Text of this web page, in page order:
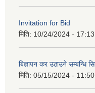
Invitation for Bid
मिति: 10/24/2024 - 17:13
बिज्ञापन कर उठाउने सम्बन्धि
मिति: 05/15/2024 - 11:50